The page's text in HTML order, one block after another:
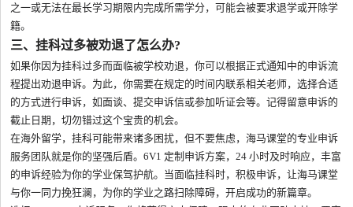
之一或无法在最长学习期限内完成所需学分，可能会被要求退学或开除学
籍。
三、挂科过多被劝退了怎么办?
如果你因为挂科过多而面临被学校劝退，你可以根据正式通知中的申诉流
程提出劝退申诉。为此，你需要在规定的时间内联系相关老师，选择合适
的方式进行申诉，如面谈、提交申诉信或参加听证会等。记得留意申诉的
截止日期，切勿错过这个宝贵的机会。
在海外留学，挂科可能带来诸多困扰，但不要焦虑，海马课堂的专业申诉
服务团队就是你的坚强后盾。6V1 定制申诉方案，24 小时及时响应，丰富
的申诉经验为你的学业保驾护航。当面临挂科时，积极申诉，让海马课堂
与你一同力挽狂澜，为你的学业之路扫除障碍，开启成功的新篇章。